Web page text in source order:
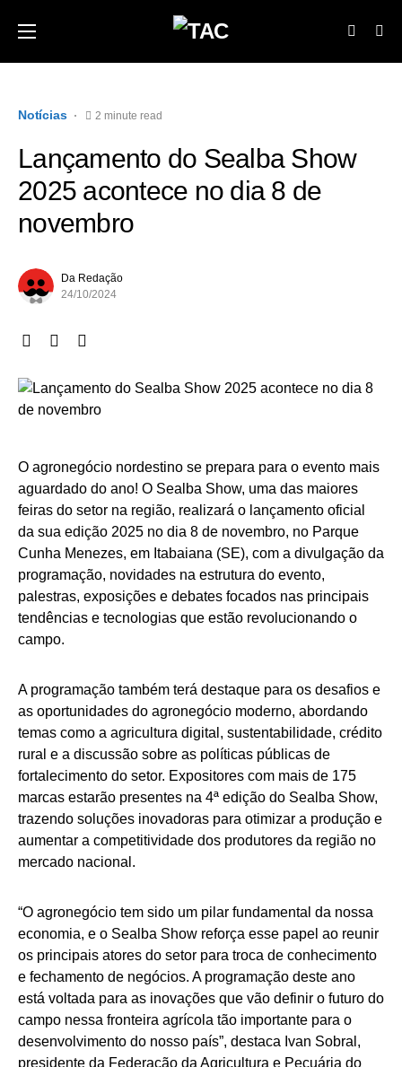
Notícias 2 minute read
Lançamento do Sealba Show
2025 acontece no dia 8 de
novembro
Da Redação
24/10/2024
O agronegócio nordestino se prepara para o evento mais
aguardado do ano! O Sealba Show, uma das maiores
feiras do setor na região, realizará o lançamento oficial
da sua edição 2025 no dia 8 de novembro, no Parque
Cunha Menezes, em Itabaiana (SE), com a divulgação da
programação, novidades na estrutura do evento,
palestras, exposições e debates focados nas principais
tendências e tecnologias que estão revolucionando o
campo.
A programação também terá destaque para os desafios e
as oportunidades do agronegócio moderno, abordando
temas como a agricultura digital, sustentabilidade, crédito
rural e a discussão sobre as políticas públicas de
fortalecimento do setor. Expositores com mais de 175
marcas estarão presentes na 4ª edição do Sealba Show,
trazendo soluções inovadoras para otimizar a produção e
aumentar a competitividade dos produtores da região no
mercado nacional.
“O agronegócio tem sido um pilar fundamental da nossa
economia, e o Sealba Show reforça esse papel ao reunir
os principais atores do setor para troca de conhecimento
e fechamento de negócios. A programação deste ano
está voltada para as inovações que vão definir o futuro do
campo nessa fronteira agrícola tão importante para o
desenvolvimento do nosso país”, destaca Ivan Sobral,
presidente da Federação da Agricultura e Pecuária do